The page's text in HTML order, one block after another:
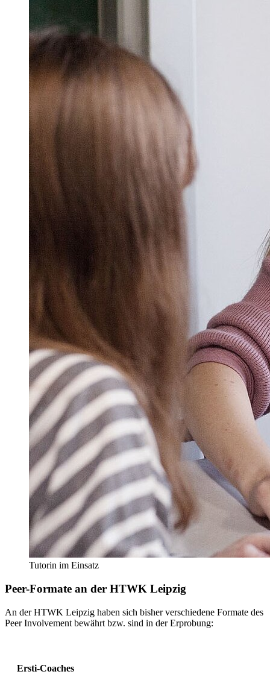
Tutorin im Einsatz
Peer-Formate an der HTWK Leipzig
An der HTWK Leipzig haben sich bisher verschiedene Formate des
Peer Involvement bewährt bzw. sind in der Erprobung:
Ersti-Coaches